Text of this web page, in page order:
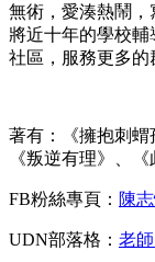
無術，愛湊熱鬧
將近十年的學校
社區，服務更多的
著有：《擁抱刺蝟
《叛逆有理》、
FB粉絲專頁： 陳
UDN部落格： 老